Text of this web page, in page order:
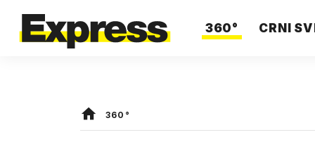
360° CRNI
360°